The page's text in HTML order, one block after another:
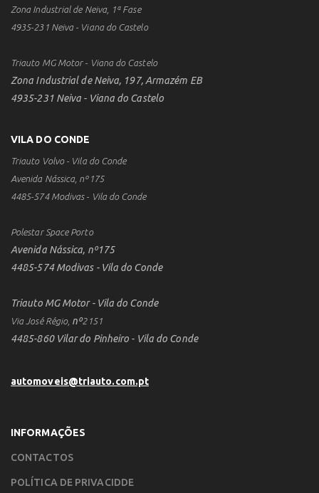
Zona Industrial de Neiva, 1ª Fase
4935-231 Neiva - Viana do Castelo
Triauto MG Motor - Viana do Castelo
Zona Industrial de Neiva, 197, Armazém EB
4935-231 Neiva - Viana do Castelo
VILA DO CONDE
Triauto Volvo - Vila do Conde
Avenida Nássica, nº175
4485-574 Modivas - Vila do Conde
Polestar Space Porto
Avenida Nássica, nº175
4485-574 Modivas - Vila do Conde
Triauto MG Motor - Vila do Conde
Via José Régio, nº2151
4485-860 Vilar do Pinheiro - Vila do Conde
automoveis@triauto.com.pt
INFORMAÇÕES
CONTACTOS
POLÍTICA DE PRIVACIDDE